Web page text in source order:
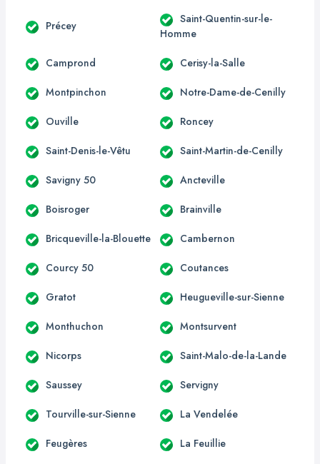
Précey
Saint-Quentin-sur-le-
Homme
Camprond Cerisy-la-Salle
Montpinchon Notre-Dame-de-Cenilly
Ouville Roncey
Saint-Denis-le-Vêtu Saint-Martin-de-Cenilly
Savigny 50 Ancteville
Boisroger Brainville
Bricqueville-la-Blouette Cambernon
Courcy 50 Coutances
Gratot Heugueville-sur-Sienne
Monthuchon Montsurvent
Nicorps Saint-Malo-de-la-Lande
Saussey Servigny
Tourville-sur-Sienne La Vendelée
Feugères La Feuillie